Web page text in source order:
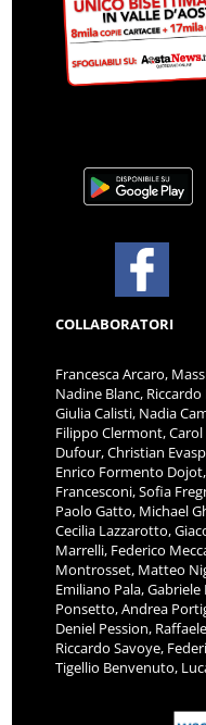
COLLABORATORI
Francesca Arcaro,
Nadine Blanc,
Giulia Calisti, Nadia
Filippo Clermont,
Dufour, Christian
Enrico Formento
Francesconi, Sofia
Paolo Gatto, Michael
Cecilia Lazzarotto,
Marrelli, Federico
Montrosset, Matteo
Emiliano Pala,
Ponsetto, Andrea
Deniel Pession,
Riccardo Savoye,
Tigellio Benvenuto,